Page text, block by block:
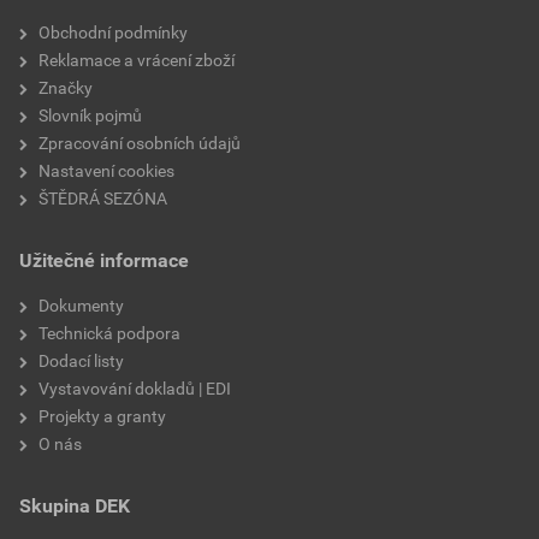
Velikost
faktor difuzního odporu
materiálová báze
Obchodní podmínky
Reklamace a vrácení zboží
Značky
Slovník pojmů
Zpracování osobních údajů
Nastavení cookies
ŠTĚDRÁ SEZÓNA
Užitečné informace
Dokumenty
Technická podpora
Dodací listy
Vystavování dokladů | EDI
Projekty a granty
O nás
Skupina DEK